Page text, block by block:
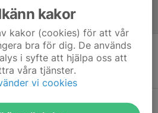
referat skrivet
kakor
kakor (cookies) för att vår
bra för dig. De används
i syfte att hjälpa oss att
våra tjänster.
vi cookies